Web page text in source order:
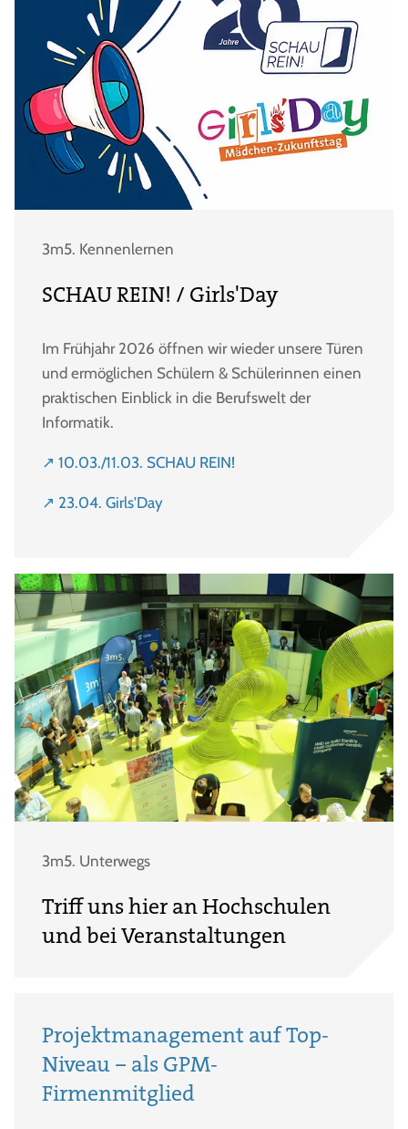
3m5. Kennenlernen
SCHAU REIN! / Girls'Day
Im Frühjahr 2026 öffnen wir wieder unsere Türen
und ermöglichen Schülern & Schülerinnen einen
praktischen Einblick in die Berufswelt der
Informatik.
↗ 10.03./11.03. SCHAU REIN!
↗ 23.04. Girls'Day
3m5. Unterwegs
Triff uns hier an Hochschulen
und bei Veranstaltungen
Projektmanagement auf Top-
Niveau – als GPM-
Firmenmitglied